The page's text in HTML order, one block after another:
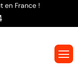
en France !